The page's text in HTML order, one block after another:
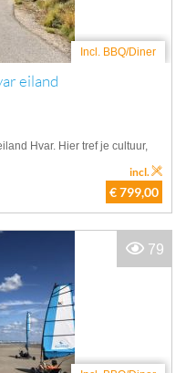
Incl. BBQ/Diner
eiland
Hvar. Hier tref je cultuur,
€ 799,00
incl.
79